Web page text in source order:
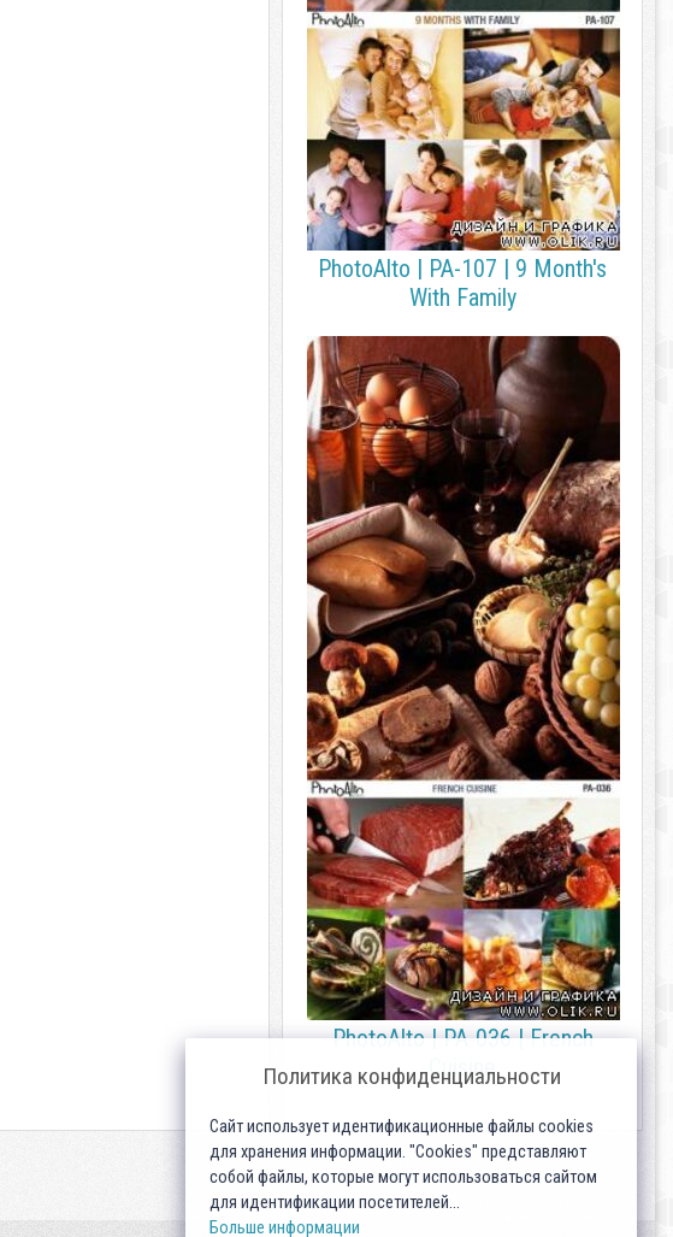
PhotoAlto | PA-107 | 9 Month's
With Family
PhotoAlto | PA-036 | French
Cuisine
Политика конфиденциальности
Сайт использует идентификационные файлы cookies
для хранения информации. "Cookies" представляют
собой файлы, которые могут использоваться сайтом
для идентификации посетителей...
Больше информации